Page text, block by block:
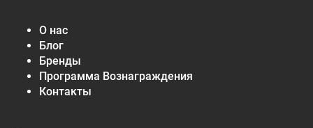
О нас
Блог
Бренды
Программа Вознаграждения
Контакты